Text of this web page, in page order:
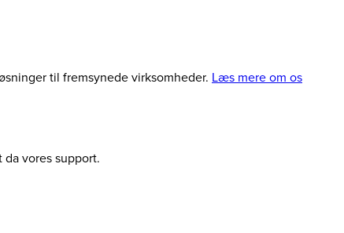
til fremsynede virksomheder. Læs mere om os
vores support.